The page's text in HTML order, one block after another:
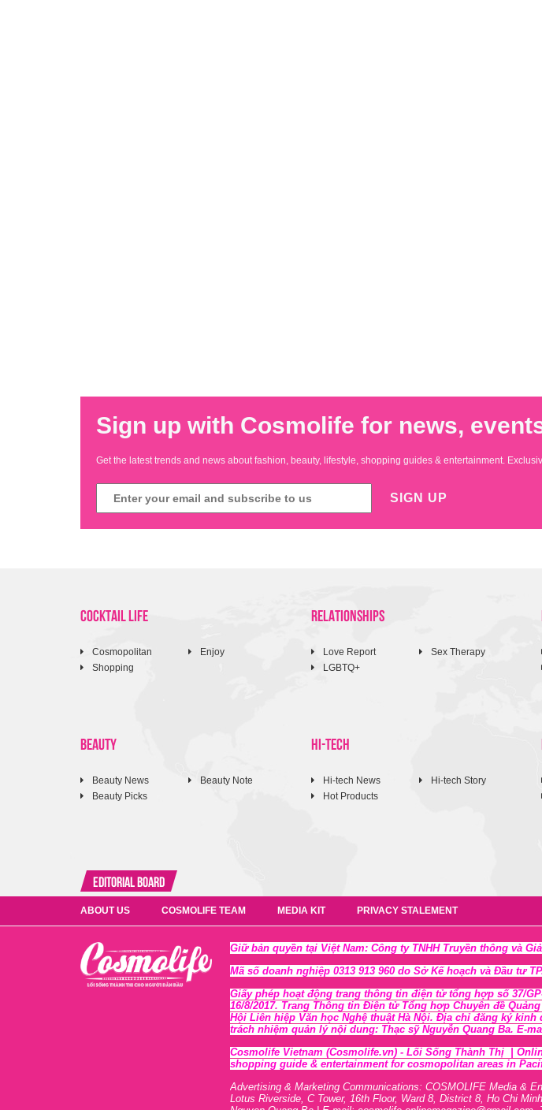
Sign up with Cosmolife for news,
Get the latest trends and news about fashion, beauty, lifestyle, shopping guides & entertainment.
SIGN UP
COCKTAIL LIFE
Cosmopolitan
Shopping
Enjoy
RELATIONSHIPS
Love Report
LGBTQ+
Sex Therapy
BEAUTY
Beauty News
Beauty Picks
Beauty Note
HI-TECH
Hi-tech News
Hot Products
Hi-tech Story
Editorial Board
ABOUT US COSMOLIFE TEAM MEDIA KIT PRIVACY STALEMENT
Giữ bản quyền tại Việt Nam: Công ty TNHH Truyền thông và
Mã số doanh nghiệp 0313 913 960 do Sở Kế hoạch và Đầu tư
Giấy phép hoạt động trang thông tin điện tử tổng hợp số 37/
16/8/2017. Trang Thông tin Điện tử Tổng hợp Chuyên đề
Hội Liên hiệp Văn học Nghệ thuật Hà Nội. Địa chỉ đăng ký kinh
trách nhiệm quản lý nội dung: Thạc sỹ Nguyễn Quang Ba. E-
Cosmolife Vietnam (Cosmolife.vn) - Lối Sống Thành Thị |
shopping guide & entertainment for cosmopolitan areas in
Advertising & Marketing Communications: COSMOLIFE Media &
Lotus Riverside, C Tower, 16th Floor, Ward 8, District 8, Ho Chi